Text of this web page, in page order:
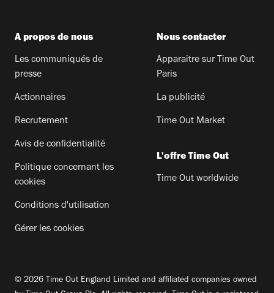
A propos de nous
Les communiqués de
presse
Actionnaires
Recrutement
Avis de confidentialité
Politique concernant les
cookies
Conditions d'utilisation
Gérer les cookies
Nous contacter
Apparaitre sur Time Out
Paris
La publicité
Time Out Market
L'offre Time Out
Time Out worldwide
© 2026 Time Out England Limited and affiliated companies owned